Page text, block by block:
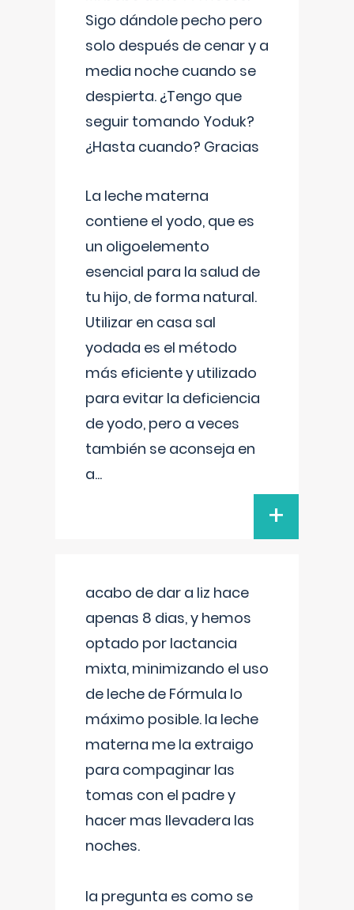
Sigo dándole pecho pero
solo después de cenar y a
media noche cuando se
despierta. ¿Tengo que
seguir tomando Yoduk?
¿Hasta cuando? Gracias
La leche materna
contiene el yodo, que es
un oligoelemento
esencial para la salud de
tu hijo, de forma natural.
Utilizar en casa sal
yodada es el método
más eficiente y utilizado
para evitar la deficiencia
de yodo, pero a veces
también se aconseja en
a...
+
acabo de dar a liz hace
apenas 8 dias, y hemos
optado por lactancia
mixta, minimizando el uso
de leche de Fórmula lo
máximo posible. la leche
materna me la extraigo
para compaginar las
tomas con el padre y
hacer mas llevadera las
noches.
la pregunta es como se